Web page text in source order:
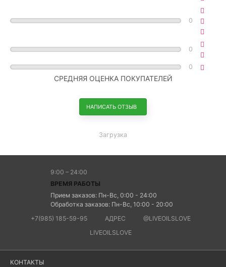
0
0
0
СРЕДНЯЯ ОЦЕНКА ПОКУПАТЕЛЕЙ
НАПИСАТЬ ОТЗЫВ
Загрузка
9:00 – 24:00
ВРЕМЯ РАБОТЫ
Прием заказов: Пн-Вс, 0:00 - 24:00
Обработка заказов: Пн-Вс, 10:00 - 20:00
+7(985) 185-59-95
АДРЕС
@LIVEOILSLOVE
LIVEOILSLOVE
КОНТАКТЫ